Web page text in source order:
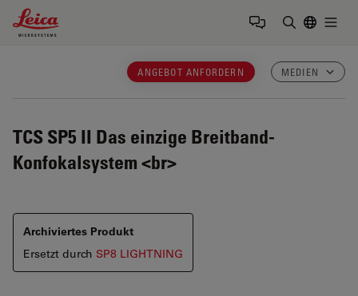
Leica Microsystems Logo
ANGEBOT ANFORDERN MEDIEN
TCS SP5 II Das einzige Breitband-
Konfokalsystem <br>
Archiviertes Produkt
Ersetzt durch SP8 LIGHTNING